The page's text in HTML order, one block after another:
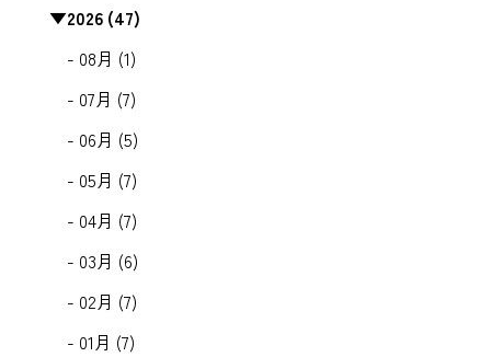
▼2026 (47)
- 08月 (1)
- 07月 (7)
- 06月 (5)
- 05月 (7)
- 04月 (7)
- 03月 (6)
- 02月 (7)
- 01月 (7)